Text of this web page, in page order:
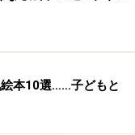
本10選……子どもと